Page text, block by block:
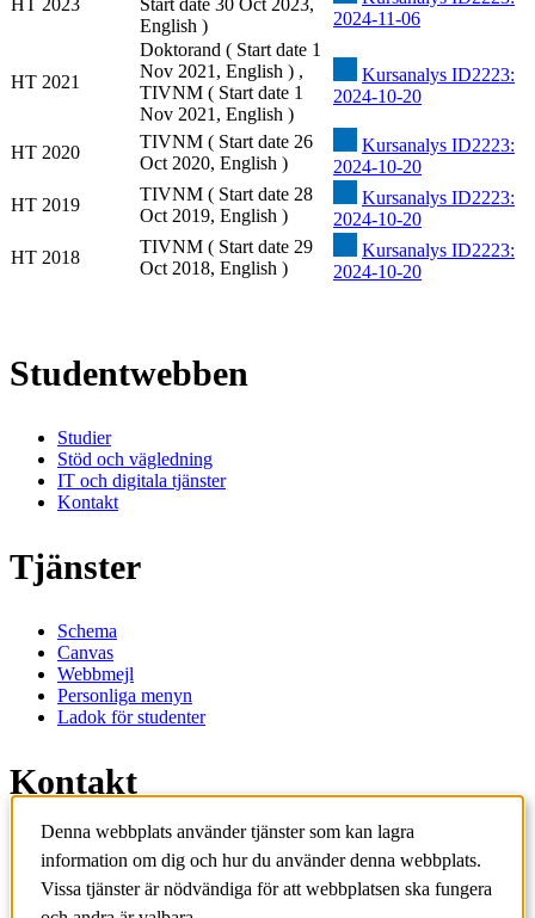
HT 2023
Start date 30 Oct 2023,
English )
2024-11-06
HT 2021
Doktorand ( Start date 1
Nov 2021, English ) ,
TIVNM ( Start date 1
Nov 2021, English )
Kursanalys ID2223:
2024-10-20
HT 2020
TIVNM ( Start date 26
Oct 2020, English )
Kursanalys ID2223:
2024-10-20
HT 2019
TIVNM ( Start date 28
Oct 2019, English )
Kursanalys ID2223:
2024-10-20
HT 2018
TIVNM ( Start date 29
Oct 2018, English )
Kursanalys ID2223:
2024-10-20
Studentwebben
Studier
Stöd och vägledning
IT och digitala tjänster
Kontakt
Tjänster
Schema
Canvas
Webbmejl
Personliga menyn
Ladok för studenter
Kontakt
Kontakta utbildningsprogram
Kontakta kurs
IT-support
KTH Entré
Denna webbplats använder tjänster som kan lagra
information om dig och hur du använder denna webbplats.
Vissa tjänster är nödvändiga för att webbplatsen ska fungera